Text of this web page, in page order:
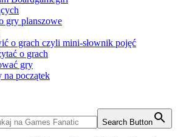
gry planszowe
o grach czyli mini-słownik pojęć
o grach
gry
na początek
Search Button